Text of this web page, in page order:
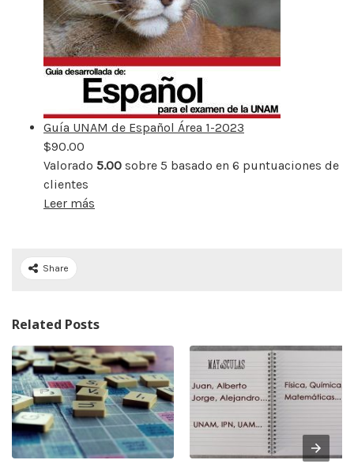
Guía UNAM de Español Área 1-2023
$90.00
Valorado 5.00 sobre 5 basado en 6 puntuaciones de
clientes
Leer más
Share
Related Posts